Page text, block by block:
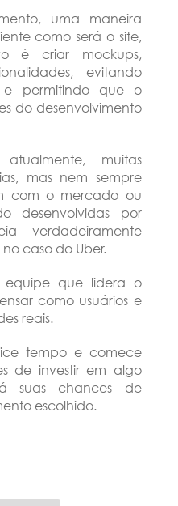
uma maneira
como será o site,
é criar mockups,
evitando
e permitindo que o
do desenvolvimento
muitas
mas nem sempre
com o mercado ou
desenvolvidas por
verdadeiramente
caso do Uber.
que lidera o
como usuários e
reais.
tempo e comece
de investir em algo
suas chances de
escolhido.